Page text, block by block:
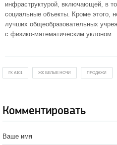
инфраструктурой, включающей, в
социальные объекты. Кроме этого,
лучших общеобразовательных
с физико-математическим уклоном.
ГК А101 ЖК БЕЛЫЕ НОЧИ ПРОДАЖИ
Комментировать
Ваше имя